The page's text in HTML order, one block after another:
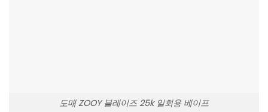
도매 ZOOY 블레이즈 25k 일회용 베이프